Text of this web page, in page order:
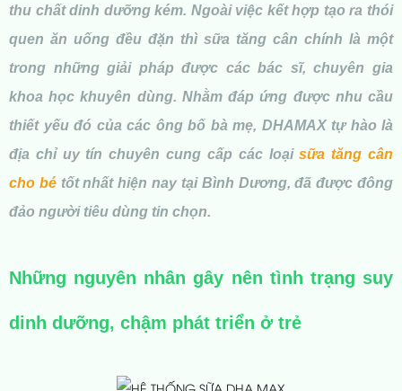
thu chất dinh dưỡng kém. Ngoài việc kết hợp tạo ra thói
quen ăn uống đều đặn thì sữa tăng cân chính là một
trong những giải pháp được các bác sĩ, chuyên gia
khoa học khuyên dùng. Nhằm đáp ứng được nhu cầu
thiết yếu đó của các ông bố bà mẹ, DHAMAX tự hào là
địa chỉ uy tín chuyên cung cấp các loạisữa tăng cân
cho bétốt nhất hiện nay tại Bình Dương, đã được đông
đảo người tiêu dùng tin chọn.
Những nguyên nhân gây nên tình trạng suy
dinh dưỡng, chậm phát triển ở trẻ